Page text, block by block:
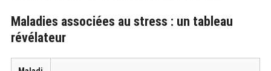
Maladies associées au stress : un tableau
révélateur